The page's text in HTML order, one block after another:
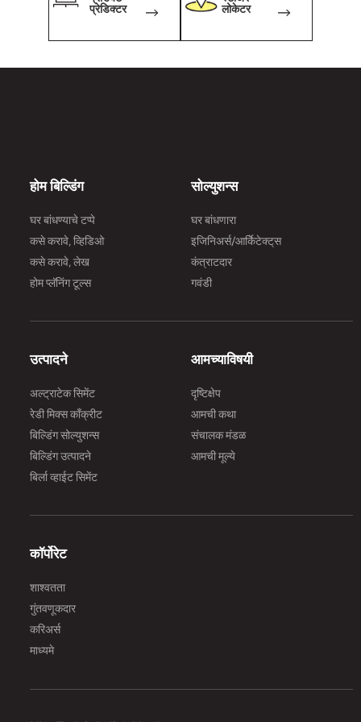
प्रेडिक्टर
लोकेटर
होम बिल्डिंग
घर बांधण्याचे टप्पे
कसे करावे, व्हिडिओ
कसे करावे, लेख
होम प्लॅनिंग टूल्स
सोल्युशन्स
घर बांधणारा
इजिनिअर्स/आर्किेटेक्ट्‌स
कंत्राटदार
गवंडी
उत्पादने
अल्ट्राटेक सिमेंट
रेडी मिक्स काँक्रीट
बिल्डिंग सोल्युशन्स
बिल्डिंग उत्पादने
बिर्ला व्हाईट सिमेंट
आमच्याविषयी
दृष्टिक्षेप
आमची कथा
संचालक मंडळ
आमची मूल्ये
कॉर्पोरेट
शाश्वतता
गुंतवणूकदार
करिअर्स
माध्यमे